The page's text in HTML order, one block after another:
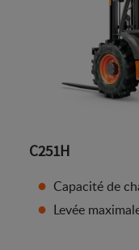
C251H
Capacité de
Levée